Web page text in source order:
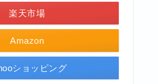
Amazon
楽天市場
ショッピング